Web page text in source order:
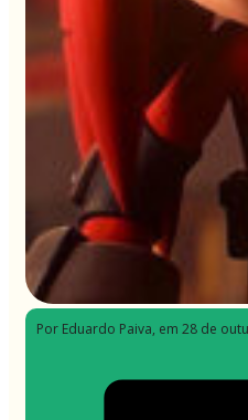
Por Eduardo Paiva, em 28 de